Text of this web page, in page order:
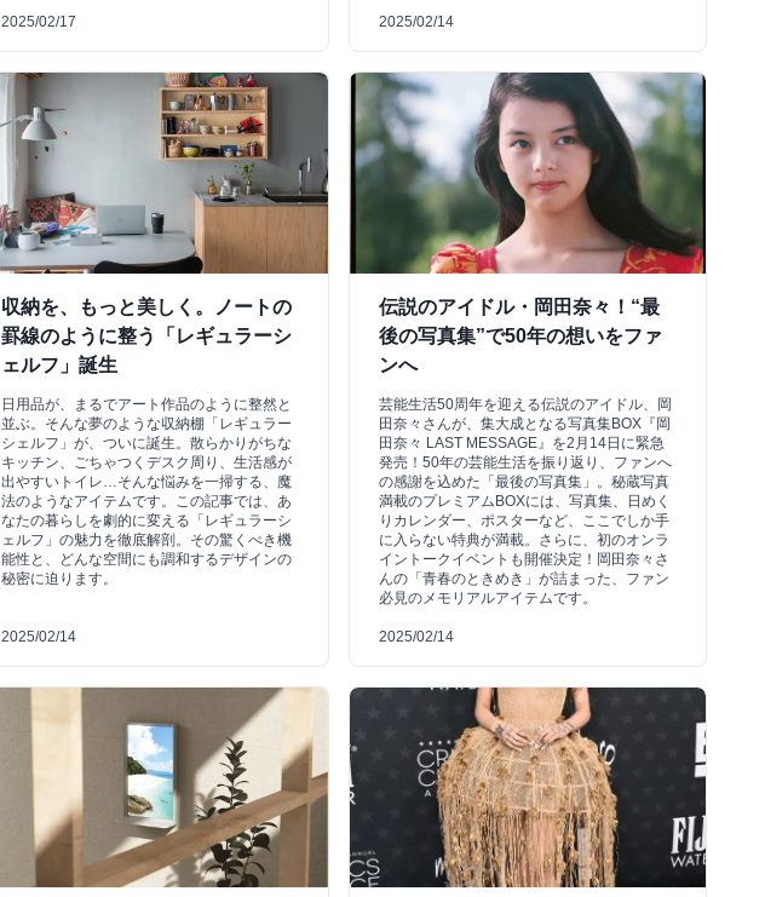
2025/02/17 2025/02/14
収納を、もっと美しく。ノートの
罫線のように整う「レギュラーシ
ェルフ」誕生
日用品が、まるでアート作品のように整然と
並ぶ。そんな夢のような収納棚「レギュラー
シェルフ」が、ついに誕生。散らかりがちな
キッチン、ごちゃつくデスク周り、生活感が
出やすいトイレ…そんな悩みを一掃する、魔
法のようなアイテムです。この記事では、あ
なたの暮らしを劇的に変える「レギュラーシ
ェルフ」の魅力を徹底解剖。その驚くべき機
能性と、どんな空間にも調和するデザインの
秘密に迫ります。
2025/02/14
伝説のアイドル・岡田奈々！“最
後の写真集”で50年の想いをファ
ンへ
芸能生活50周年を迎える伝説のアイドル、岡
田奈々さんが、集大成となる写真集BOX『岡
田奈々 LAST MESSAGE』を2月14日に緊急
発売！50年の芸能生活を振り返り、ファンへ
の感謝を込めた「最後の写真集」。秘蔵写真
満載のプレミアムBOXには、写真集、日めく
りカレンダー、ポスターなど、ここでしか手
に入らない特典が満載。さらに、初のオンラ
イントークイベントも開催決定！岡田奈々さ
んの「青春のときめき」が詰まった、ファン
必見のメモリアルアイテムです。
2025/02/14